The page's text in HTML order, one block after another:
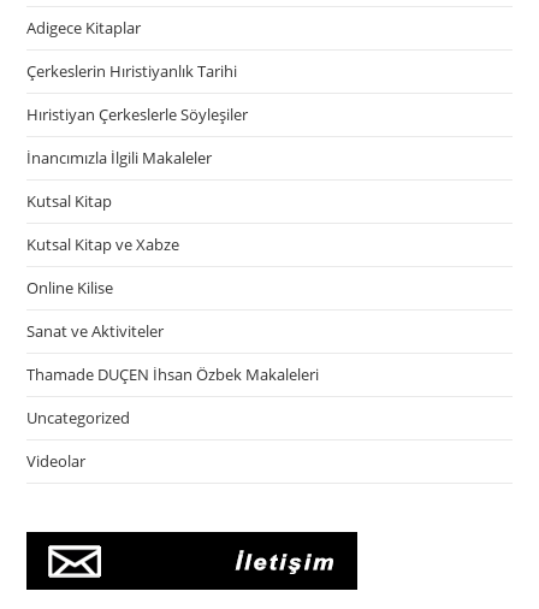
Adigece Kitaplar
Çerkeslerin Hıristiyanlık Tarihi
Hıristiyan Çerkeslerle Söyleşiler
İnancımızla İlgili Makaleler
Kutsal Kitap
Kutsal Kitap ve Xabze
Online Kilise
Sanat ve Aktiviteler
Thamade DUÇEN İhsan Özbek Makaleleri
Uncategorized
Videolar